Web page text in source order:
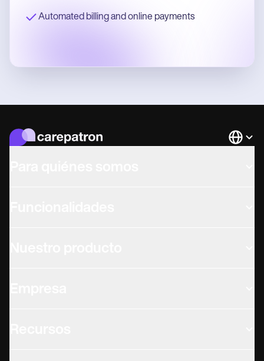
Automated billing and online payments